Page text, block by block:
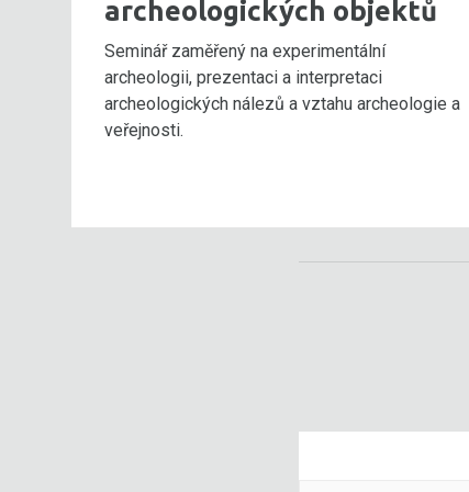
archeologických objektů
Seminář zaměřený na experimentální
archeologii, prezentaci a interpretaci
archeologických nálezů a vztahu archeologie a
veřejnosti.